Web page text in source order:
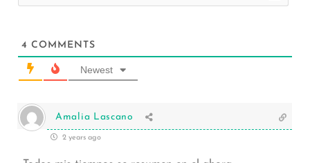
4 COMMENTS
Newest
Amalia Lascano
2 years ago